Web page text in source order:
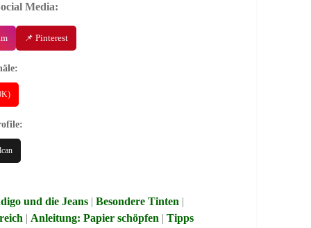
Media:
📌 Pinterest
und die Jeans |Besondere Tinten
|Anleitung: Papier schöpfen |Tipps